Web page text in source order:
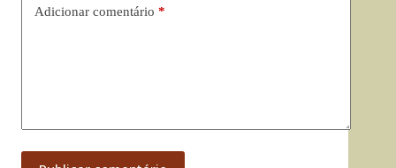
Adicionar comentário *